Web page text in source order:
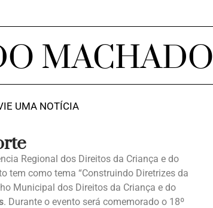
MACHADO
UMA NOTÍCIA
Regional dos Direitos da Criança e do
tem como tema “Construindo Diretrizes da
Municipal dos Direitos da Criança e do
. Durante o evento será comemorado o 18º